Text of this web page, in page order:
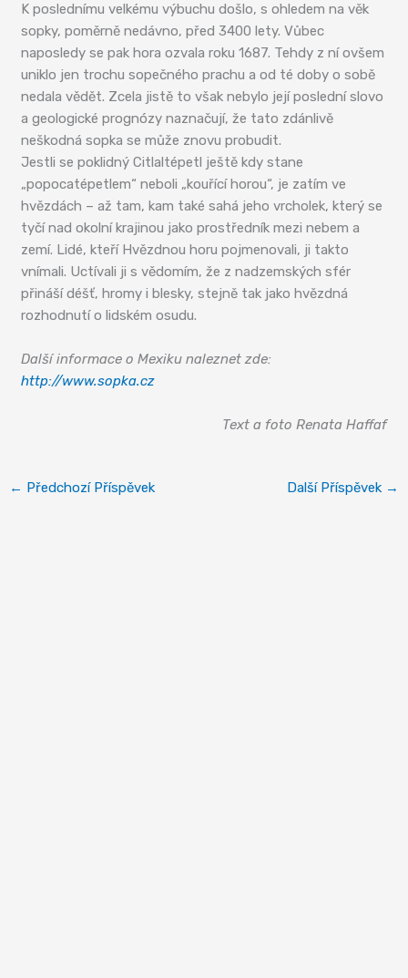
K poslednímu velkému výbuchu došlo, s ohledem na věk
sopky, poměrně nedávno, před 3400 lety. Vůbec
naposledy se pak hora ozvala roku 1687. Tehdy z ní ovšem
uniklo jen trochu sopečného prachu a od té doby o sobě
nedala vědět. Zcela jistě to však nebylo její poslední slovo
a geologické prognózy naznačují, že tato zdánlivě
neškodná sopka se může znovu probudit.
Jestli se poklidný Citlaltépetl ještě kdy stane
„popocatépetlem“ neboli „kouřící horou“, je zatím ve
hvězdách – až tam, kam také sahá jeho vrcholek, který se
tyčí nad okolní krajinou jako prostředník mezi nebem a
zemí. Lidé, kteří Hvězdnou horu pojmenovali, ji takto
vnímali. Uctívali ji s vědomím, že z nadzemských sfér
přináší déšť, hromy i blesky, stejně tak jako hvězdná
rozhodnutí o lidském osudu.
Další informace o Mexiku naleznet zde:
http://www.sopka.cz
Text a foto Renata Haffaf
← Předchozí Příspěvek Další Příspěvek →